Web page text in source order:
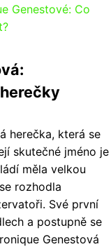
Genestové: Co
herečka, která se
skutečné jméno je
měla velkou
rozhodla
Své první
a postupně se
Genestová